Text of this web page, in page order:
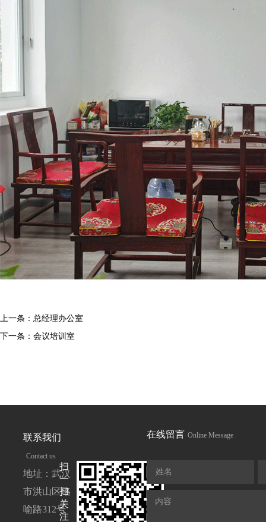
上一条： 总经理办公室
下一条： 会议培训室
联系我们
Contact us
地址：武汉
市洪山区珞
喻路312号
扫
一
扫
关
注
在线留言 Online Message
姓名
内容